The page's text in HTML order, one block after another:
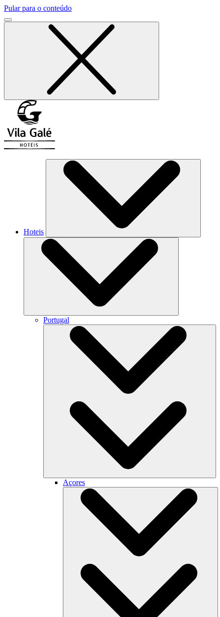
Pular para o conteúdo
Hoteis
Portugal
Açores